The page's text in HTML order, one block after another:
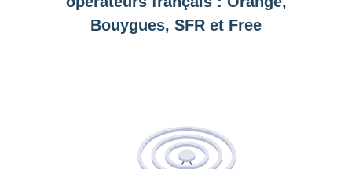
Bouygues, SFR et Free